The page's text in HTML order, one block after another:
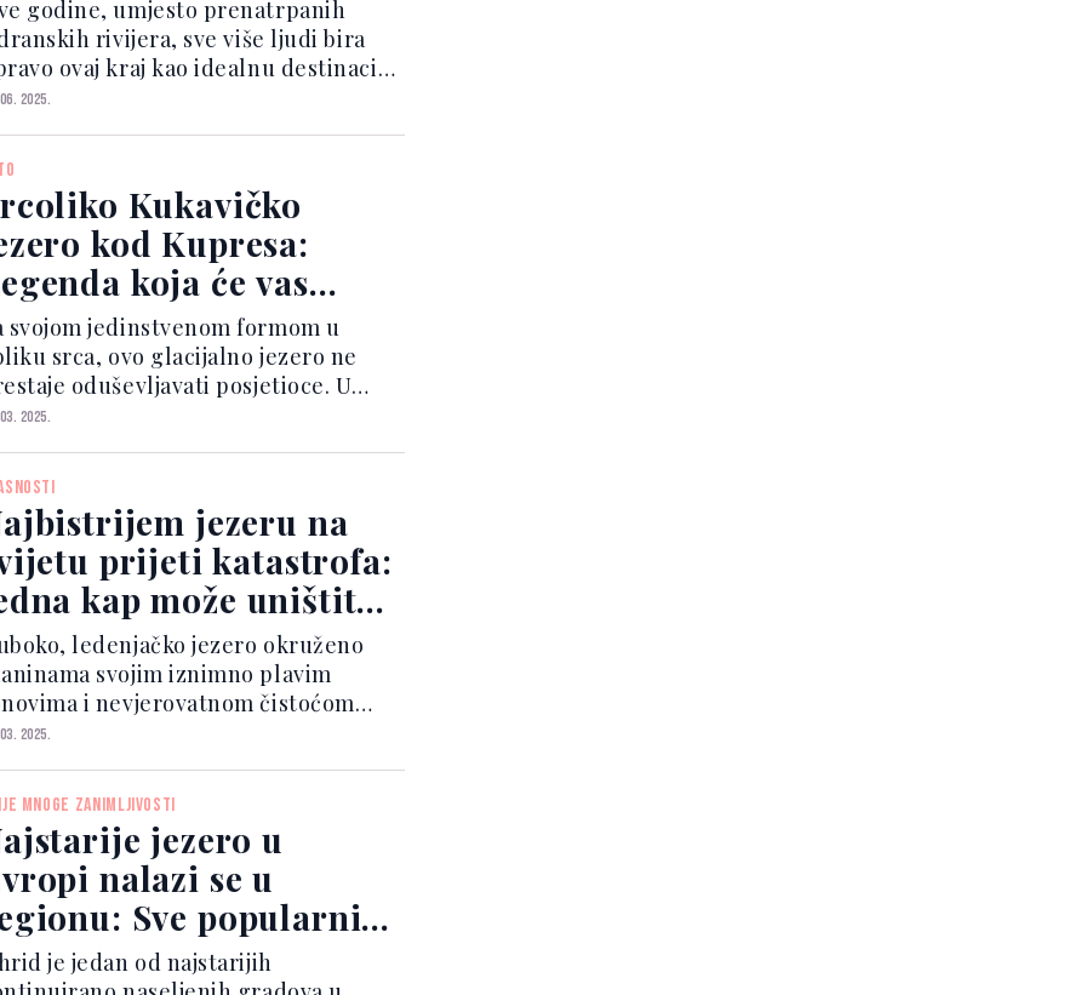
godine, umjesto prenatrpanih
rivijera, sve više ljudi bira
ovaj kraj kao idealnu destinaciju
Dramatična priroda i
okružene krškim planinama i
ob...
2025.
Kukavičko
kod Kupresa:
koja će vas
na duboko
svojom jedinstvenom formom u
srca, ovo glacijalno jezero ne
oduševljavati posjetioce. U
kristalno čista voda odražava
dok ljeti postaje popularno
pružajući...
2025.
jezeru na
prijeti katastrofa:
kap može uništiti
prirode
ledenjačko jezero okruženo
svojim iznimno plavim
i nevjerovatnom čistoćom
brojne posjetioce, posebno
najbistrijeg izvora slatke vode,
mu je porasla, a...
2025.
MNOGE ZANIMLJIVOSTI
jezero u
nalazi se u
Sve popularnija
je jedan od najstarijih